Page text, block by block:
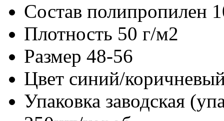
Состав полипропилен
Плотность 50 г/м2
Размер 48-56
Цвет синий/
Упаковка заводская